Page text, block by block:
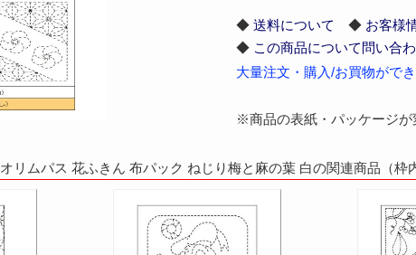
◆ 送料について ◆ お客様
◆ この商品について問い合
大量注文・購入/お買物がで
※商品の表紙・パッケージが
オリムパス 花ふきん 布パック ねじり梅と麻の葉 白の関連商品（枠